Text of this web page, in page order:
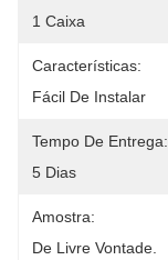
1 Caixa
Características:
Fácil De Instalar
Tempo De Entrega:
5 Dias
Amostra:
De Livre Vontade.